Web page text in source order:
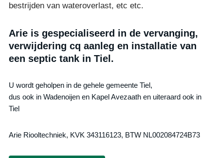
bestrijden van wateroverlast, etc etc.
Arie is gespecialiseerd in de vervanging,
verwijdering cq aanleg en installatie van
een septic tank in Tiel.
U wordt geholpen in de gehele gemeente Tiel,
dus ook in Wadenoijen en Kapel Avezaath en uiteraard ook in
Tiel
Arie Riooltechniek, KVK 343116123, BTW NL002084724B73